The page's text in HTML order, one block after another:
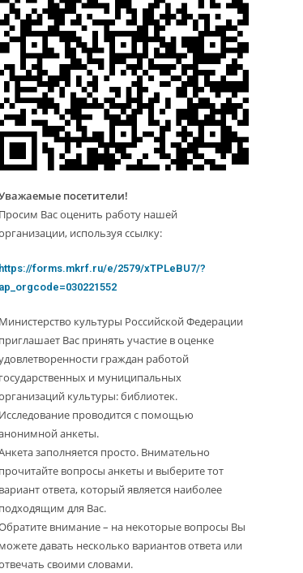
посетители!
Просим Вас оценить работу нашей
используя ссылку:
https://forms.mkrf.ru/e/2579/xTPLeBU7/?
ap_orgcode=030221552
Министерство культуры Российской Федерации
приглашает Вас принять участие в оценке
граждан работой
государственных и муниципальных
культуры: библиотек.
Исследование проводится с помощью
анкеты.
заполняется просто. Внимательно
прочитайте вопросы анкеты и выберите тот
вариант ответа, который является наиболее
подходящим для Вас.
внимание – на некоторые вопросы Вы
можете давать несколько вариантов ответа или
своими словами.